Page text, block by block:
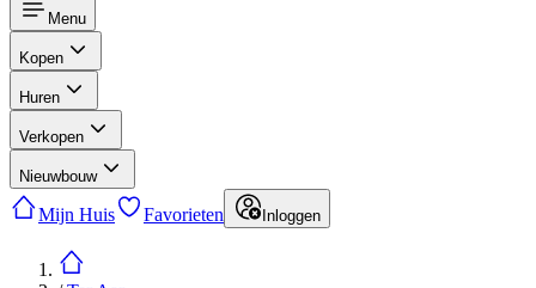
Menu
Kopen
Huren
Verkopen
Nieuwbouw
Mijn Huis Favorieten Inloggen